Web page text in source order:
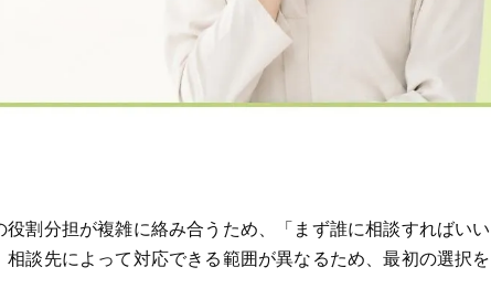
割分担が複雑に絡み合うため、「まず誰に相談すればいい
談先によって対応できる範囲が異なるため、最初の選択を